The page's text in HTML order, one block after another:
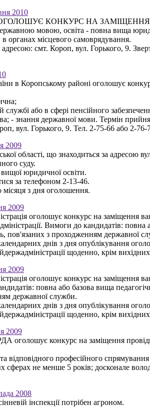
2010
КОНКУРС НА
мовою, освіта - повна вища
органах місцевого самоврядування.
смт. Короп, вул. Горького, 9.
в Коропському районі оголошує
службі або в сфері пенсійного
- знання державної мови. Термін
вул. Горького, 9. Тел. 2-75-66 або 2-76-
2009
області, що знаходиться за адресою
суду.
юридичної освіти.
за телефоном 2-13-46.
місяця з дня оголошення.
2009
оголошує конкурс на заміщення
Вимоги до кандидатів: повна
пов'язаних з проходженням державної
днів з дня опублікування
щоденно, крім
2009
оголошує конкурс на заміщення
повна або базова вища
державної служби.
днів з дня опублікування
щоденно, крім
2009
оголошує конкурс на заміщення
відповідного професійного
сферах не менше 5 років; досконале
2008
інспекції потрібен агроном.